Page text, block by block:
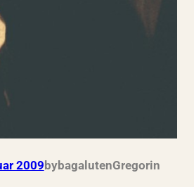
2009 bybagalutenGregorin